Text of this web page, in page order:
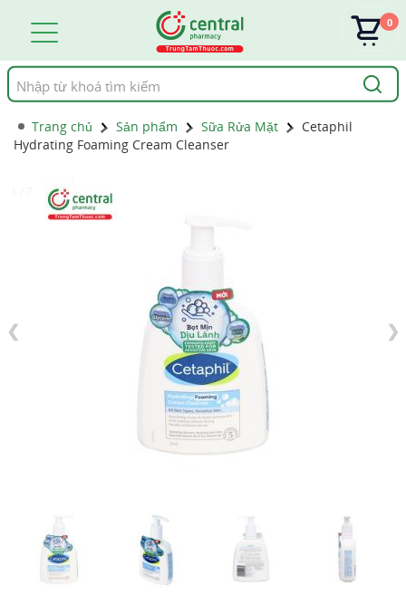
Tìm
kiếm
0
Trang chủ Sản phẩm Sữa Rửa Mặt
Cetaphil
Hydrating Foaming Cream Cleanser
❮ ❯